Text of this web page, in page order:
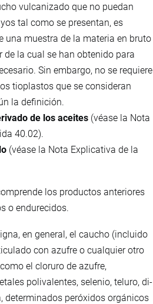
vulcanizado que no puedan
tal como se presentan, es
una muestra de la materia en bruto
de la cual se han obtenido para
Sin embargo, no se requiere
tioplastos que se consideran
la definición.
de los aceites (véase la Nota
40.02).
(véase la Nota Explicativa de la
los productos anteriores
o endurecidos.
en general, el caucho (incluido
con azufre o cualquier otro
el cloruro de azufre,
polivalentes, selenio, teluro, di-
determinados peróxidos orgánicos